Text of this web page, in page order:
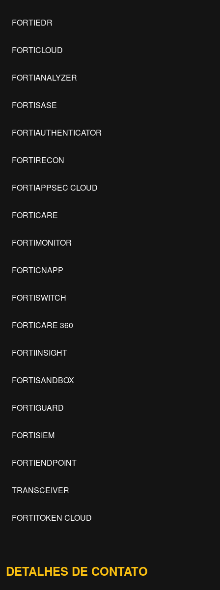
FORTIEDR
FORTICLOUD
FORTIANALYZER
FORTISASE
FORTIAUTHENTICATOR
FORTIRECON
FORTIAPPSEC CLOUD
FORTICARE
FORTIMONITOR
FORTICNAPP
FORTISWITCH
FORTICARE 360
FORTIINSIGHT
FORTISANDBOX
FORTIGUARD
FORTISIEM
FORTIENDPOINT
TRANSCEIVER
FORTITOKEN CLOUD
DETALHES DE CONTATO